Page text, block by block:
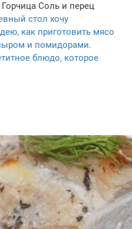
Горчица Соль и перец
стол хочу
как приготовить мясо
и помидорами.
блюдо, которое